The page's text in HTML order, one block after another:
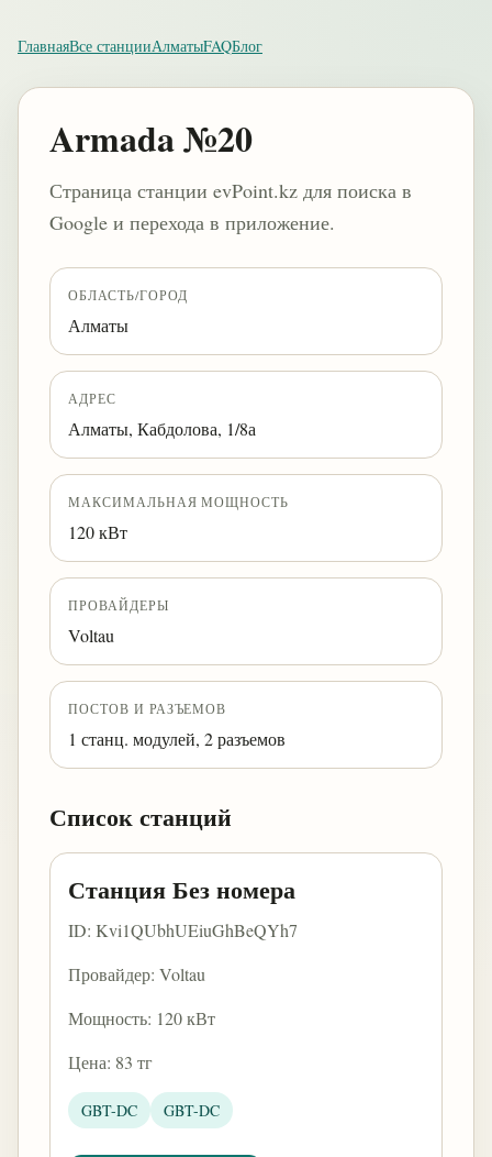
ГлавнаяВсе станцииАлматыFAQБлог
Armada №20
Страница станции evPoint.kz для поиска в
Google и перехода в приложение.
ОБЛАСТЬ/ГОРОД
Алматы
АДРЕС
Алматы, Кабдолова, 1/8а
МАКСИМАЛЬНАЯ МОЩНОСТЬ
120 кВт
ПРОВАЙДЕРЫ
Voltau
ПОСТОВ И РАЗЪЕМОВ
1 станц. модулей, 2 разъемов
Список станций
Станция Без номера
ID: Kvi1QUbhUEiuGhBeQYh7
Провайдер: Voltau
Мощность: 120 кВт
Цена: 83 тг
GBT-DC GBT-DC